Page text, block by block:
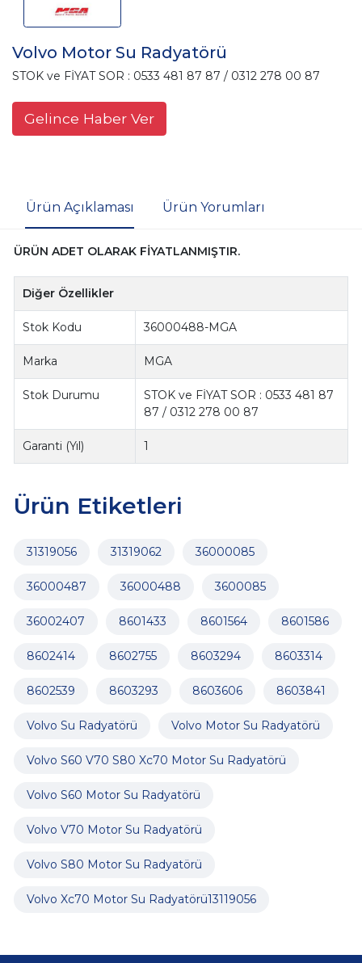
Volvo Motor Su Radyatörü
STOK ve FİYAT SOR : 0533 481 87 87 / 0312 278 00 87
Gelince Haber Ver
Ürün Açıklaması Ürün Yorumları
ÜRÜN ADET OLARAK FİYATLANMIŞTIR.
Diğer Özellikler
Stok Kodu 36000488-MGA
Marka MGA
Stok Durumu
STOK ve FİYAT SOR : 0533 481 87
87 / 0312 278 00 87
Garanti (Yıl) 1
Ürün Etiketleri
31319056 31319062 36000085
36000487 36000488 3600085
36002407 8601433 8601564 8601586
8602414 8602755 8603294 8603314
8602539 8603293 8603606 8603841
Volvo Su Radyatörü Volvo Motor Su Radyatörü
Volvo S60 V70 S80 Xc70 Motor Su Radyatörü
Volvo S60 Motor Su Radyatörü
Volvo V70 Motor Su Radyatörü
Volvo S80 Motor Su Radyatörü
Volvo Xc70 Motor Su Radyatörü13119056